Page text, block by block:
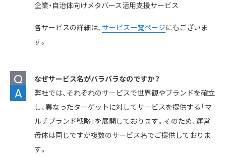
企業・自治体向けメタバース活用支援サービス
各サービスの詳細は、 サービス一覧ページにもございま
す。
なぜサービス名がバラバラなのですか？
弊社では、それぞれのサービスで世界観やブランドを確立
し、異なったターゲットに対してサービスを提供する「マ
ルチブランド戦略」を展開しております。そのため、運営
母体は同じですが複数のサービス名でご提供しておりま
す。